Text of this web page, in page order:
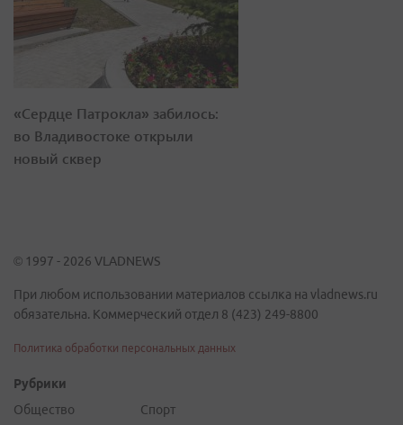
«Сердце Патрокла» забилось:
во Владивостоке открыли
новый сквер
© 1997 - 2026 VLADNEWS
При любом использовании материалов ссылка на vladnews.ru
обязательна. Коммерческий отдел 8 (423) 249-8800
Политика обработки персональных данных
Рубрики
Общество
Спорт